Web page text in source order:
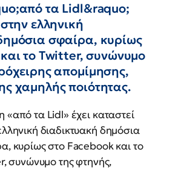
τα Lidl&raquo;
ελληνική
σφαίρα, κυρίως
το Twitter, συνώνυμο
απομίμησης,
χαμηλής ποιότητας.
τα Lidl» έχει καταστεί
διαδικτυακή δημόσια
κυρίως στο Facebook και το
συνώνυμο της φτηνής,